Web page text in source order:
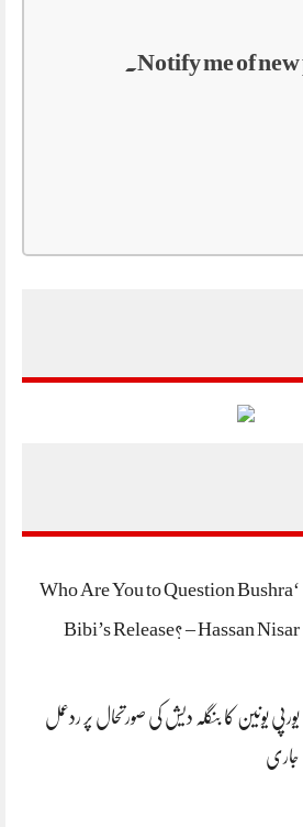
Notify me of new
‘Who Are You to Question Bushra
Bibi’s Release? – Hassan Nisar
یورپی یونین کا بنگلہ دیش کی صورتحال پر ردعمل
جاری